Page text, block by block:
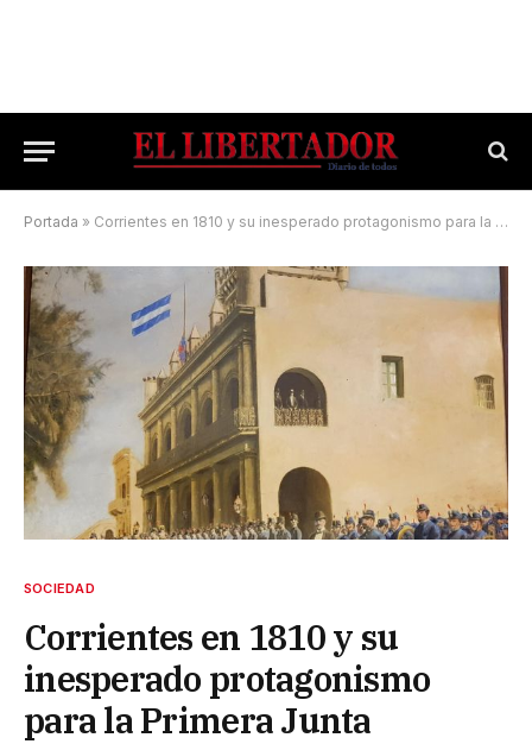
Portada » Corrientes en 1810 y su inesperado protagonismo para la Primera Junta
SOCIEDAD
Corrientes en 1810 y su
inesperado protagonismo
para la Primera Junta